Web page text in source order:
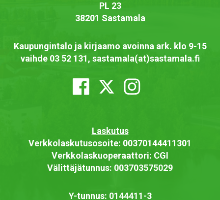
PL 23
38201 Sastamala
Kaupungintalo ja kirjaamo avoinna ark. klo 9-15
vaihde 03 52 131, sastamala(at)sastamala.fi
Laskutus
Verkkolaskutusosoite: 00370144411301
Verkkolaskuoperaattori: CGI
Välittäjätunnus: 003703575029
Y-tunnus: 0144411-3